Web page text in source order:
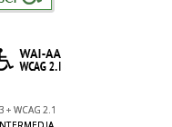
+ WCAG 2.1